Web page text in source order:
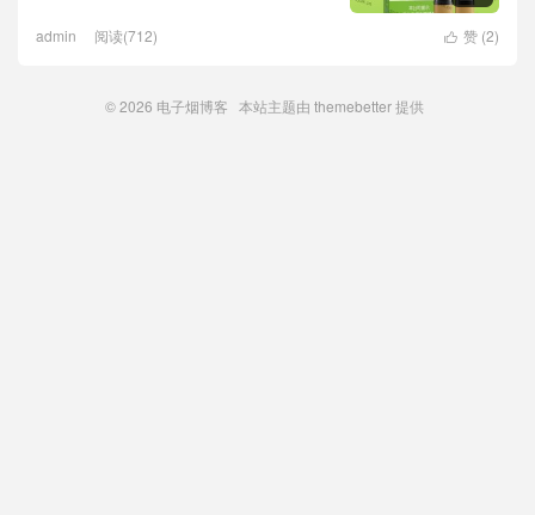
 赞 (2)
admin 阅读(712)
© 2026 电子烟博客 本站主题由 themebetter提供